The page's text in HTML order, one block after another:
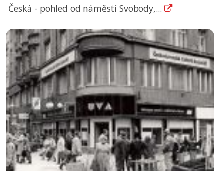
Česká - pohled od náměstí Svobody,...